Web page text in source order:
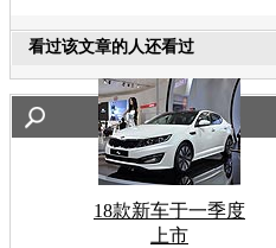
看过该文章的人还看过
18款新车于一季度
上市